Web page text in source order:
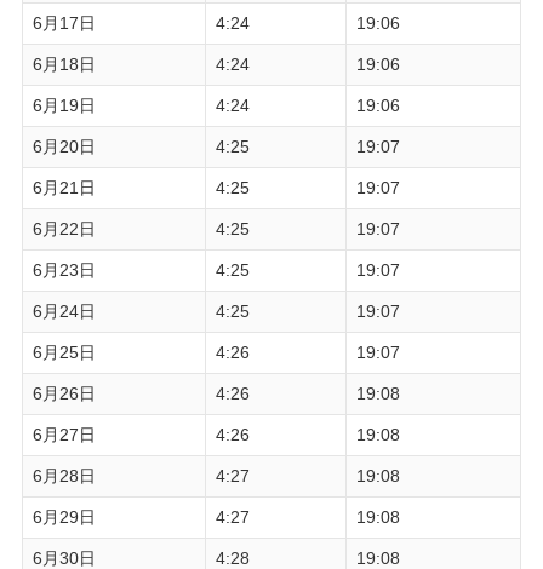
6月17日 4:24 19:06
6月18日 4:24 19:06
6月19日 4:24 19:06
6月20日 4:25 19:07
6月21日 4:25 19:07
6月22日 4:25 19:07
6月23日 4:25 19:07
6月24日 4:25 19:07
6月25日 4:26 19:07
6月26日 4:26 19:08
6月27日 4:26 19:08
6月28日 4:27 19:08
6月29日 4:27 19:08
6月30日 4:28 19:08